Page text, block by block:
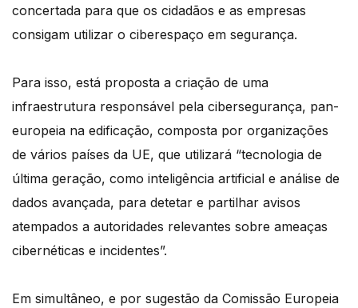
concertada para que os cidadãos e as empresas
consigam utilizar o ciberespaço em segurança.
Para isso, está proposta a criação de uma
infraestrutura responsável pela cibersegurança, pan-
europeia na edificação, composta por organizações
de vários países da UE, que utilizará “tecnologia de
última geração, como inteligência artificial e análise de
dados avançada, para detetar e partilhar avisos
atempados a autoridades relevantes sobre ameaças
cibernéticas e incidentes”.
Em simultâneo, e por sugestão da Comissão Europeia